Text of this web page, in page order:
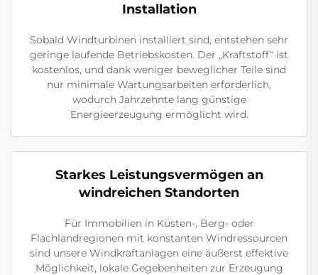
Installation
Sobald Windturbinen installiert sind, entstehen sehr
geringe laufende Betriebskosten. Der „Kraftstoff“ ist
kostenlos, und dank weniger beweglicher Teile sind
nur minimale Wartungsarbeiten erforderlich,
wodurch Jahrzehnte lang günstige
Energieerzeugung ermöglicht wird.
Starkes Leistungsvermögen an
windreichen Standorten
Für Immobilien in Küsten-, Berg- oder
Flachlandregionen mit konstanten Windressourcen
sind unsere Windkraftanlagen eine äußerst effektive
Möglichkeit, lokale Gegebenheiten zur Erzeugung